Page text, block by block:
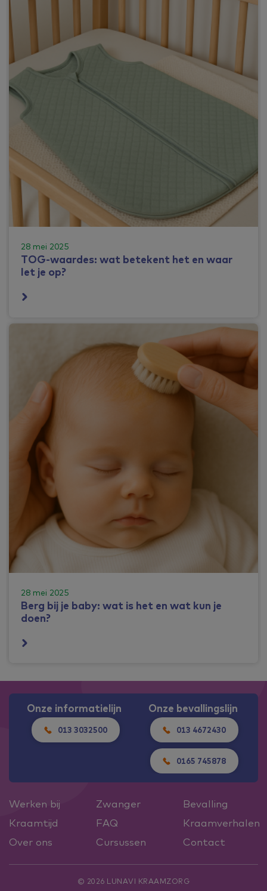
28 mei 2025
TOG-waardes: wat betekent het en waar
let je op?
28 mei 2025
Berg bij je baby: wat is het en wat kun je
doen?
Onze informatielijn
013 3032500
Onze bevallingslijn
013 4672430
0165 745878
Werken bij Zwanger
Bevalling
Kraamtijd
FAQ
Kraamverhalen
Over ons
Cursussen Contact
© 2026 LUNAVI KRAAMZORG